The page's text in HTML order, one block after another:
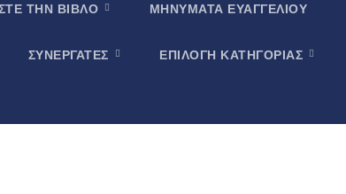
ΤΗΝ ΒΙΒΛΟ ΜΗΝΥΜΑΤΑ ΕΥΑΓΓΕΛΙΟΥ
ΣΥΝΕΡΓΑΤΕΣ ΕΠΙΛΟΓΗ ΚΑΤΗΓΟΡΙΑΣ